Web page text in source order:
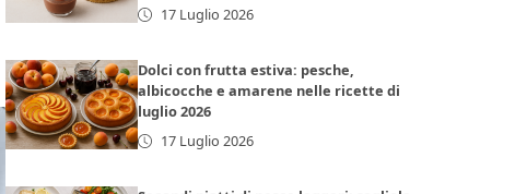
17 Luglio 2026
Dolci con frutta estiva: pesche,
albicocche e amarene nelle ricette di
luglio 2026
17 Luglio 2026